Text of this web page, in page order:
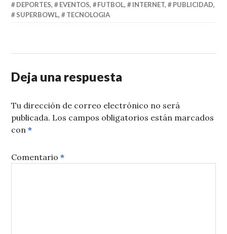
DEPORTES, EVENTOS, FUTBOL, INTERNET, PUBLICIDAD,
SUPERBOWL, TECNOLOGIA
Deja una respuesta
Tu dirección de correo electrónico no será
publicada. Los campos obligatorios están marcados
con*
Comentario*